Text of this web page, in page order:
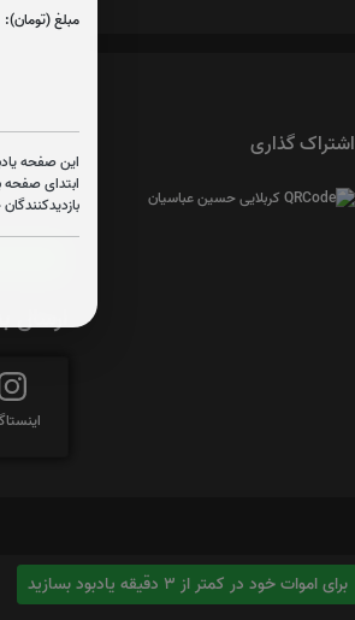
مبلغ (تومان):
این صفحه
ابتدای صفحه
اشتراک گذاری
ارسال
برای اموات خود در کمتر از 3 دقیقه یادبود بسازید